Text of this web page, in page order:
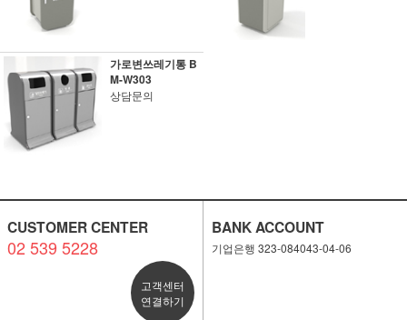
가로변쓰레기통 B
M-W303
상담문의
CUSTOMER CENTER
02 539 5228
고객센터
연결하기
BANK ACCOUNT
기업은행 323-084043-04-06